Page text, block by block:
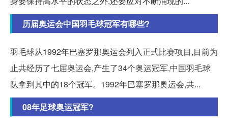
历届奥运会中国羽毛球冠军有哪些?
羽毛球从1992年巴塞罗那奥运会列入正式比赛项目,目前为
止共经历了七届奥运会,产生了34个奥运冠军,中国羽毛球
队拿到其中的18个冠军。1992年巴塞罗那奥运会,共...
08年足球奥运冠军?